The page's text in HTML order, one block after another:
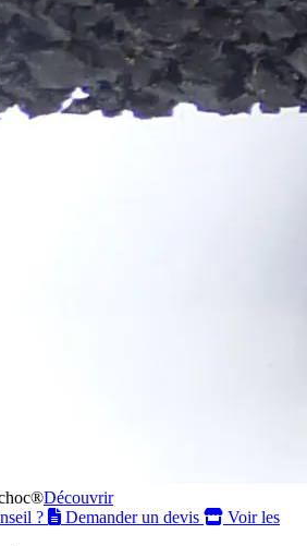
Découvrir
?
Demander un devis
Voir les